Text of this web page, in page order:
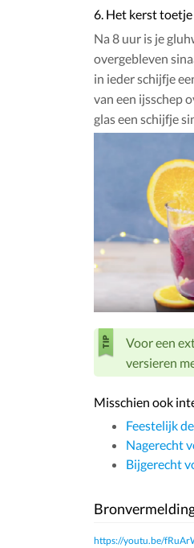
6. Het kerst
Na 8 uur is je
overgebleven
in ieder schijfje
van een ijsschep
glas een schijfje
Voor een
versieren
Misschien ook
Feestelijk
Nagerecht
Bijgerecht
https://youtu.be/